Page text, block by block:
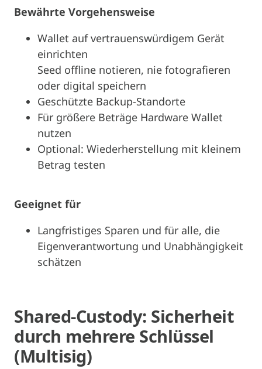
Bewährte Vorgehensweise
Wallet auf vertrauenswürdigem Gerät
einrichten
Seed offline notieren, nie fotografieren
oder digital speichern
Geschützte Backup-Standorte
Für größere Beträge Hardware Wallet
nutzen
Optional: Wiederherstellung mit kleinem
Betrag testen
Geeignet für
Langfristiges Sparen und für alle, die
Eigenverantwortung und Unabhängigkeit
schätzen
Shared-Custody: Sicherheit
durch mehrere Schlüssel
(Multisig)